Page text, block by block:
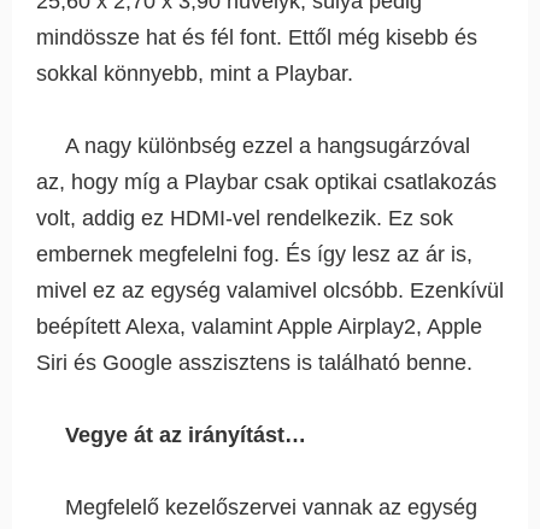
mindössze hat és fél font. Ettől még kisebb és
sokkal könnyebb, mint a Playbar.
A nagy különbség ezzel a hangsugárzóval
az, hogy míg a Playbar csak optikai csatlakozás
volt, addig ez HDMI-vel rendelkezik. Ez sok
embernek megfelelni fog. És így lesz az ár is,
mivel ez az egység valamivel olcsóbb. Ezenkívül
beépített Alexa, valamint Apple Airplay2, Apple
Siri és Google asszisztens is található benne.
Vegye át az irányítást…
Megfelelő kezelőszervei vannak az egység